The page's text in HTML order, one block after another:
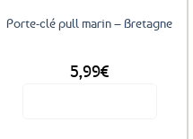
Porte-clé pull marin – Bretagne
5,99€